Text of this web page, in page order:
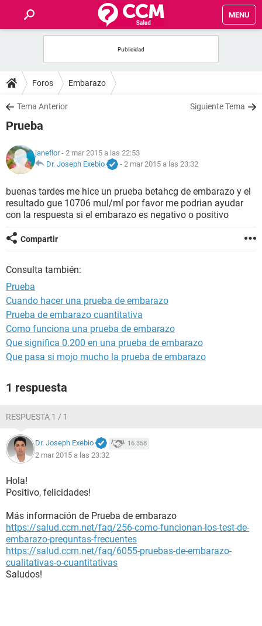
MENU
FOROS
SALUD
NUTRICIÓN
BIENESTAR
Foros Embarazo
Tema Anterior Siguiente Tema
Prueba
janeflor- 2 mar 2015 a las 22:53
Dr. Joseph Exebio
- 2 mar 2015 a las 23:32
buenas tardes me hice un prueba betahcg de embarazo y el
resultado gue 10706 mul/ml por favor me podrian ayudar
con la respuesta si el embarazo es negativo o positivo
Compartir
Consulta también:
Prueba
Cuando hacer una prueba de embarazo
Prueba de embarazo cuantitativa
Como funciona una prueba de embarazo
Que significa 0.200 en una prueba de embarazo
Que pasa si mojo mucho la prueba de embarazo
1 respuesta
RESPUESTA 1 / 1
Dr. Joseph Exebio 16.358
2 mar 2015 a las 23:32
Hola!
Positivo, felicidades!
Más información de Prueba de embarazo
https://salud.ccm.net/faq/256-como-funcionan-los-test-de-
embarazo-preguntas-frecuentes
https://salud.ccm.net/faq/6055-pruebas-de-embarazo-
cualitativas-o-cuantitativas
Saludos!